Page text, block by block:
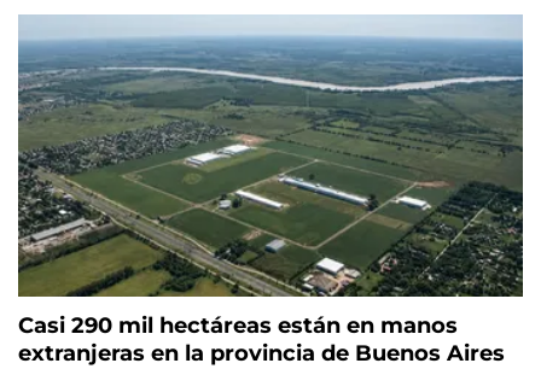
Casi 290 mil hectáreas están en manos
extranjeras en la provincia de Buenos Aires